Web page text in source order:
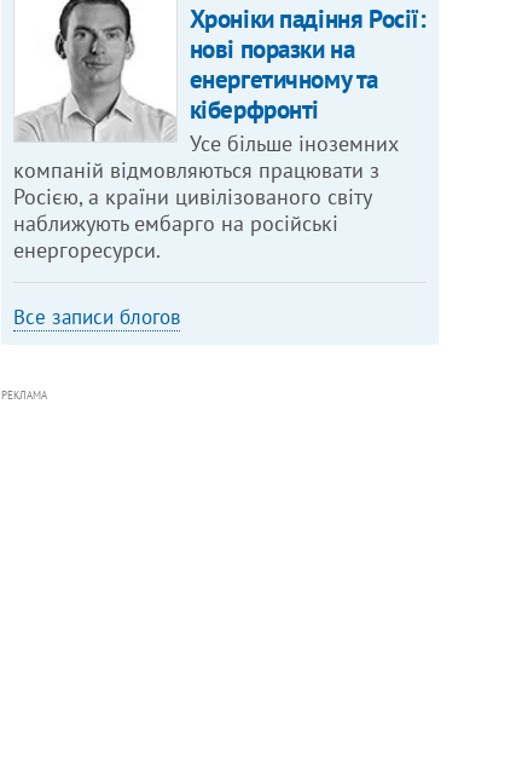
Хроніки падіння Росії:
нові поразки на
енергетичному та
кіберфронті
Усе більше іноземних
компаній відмовляються працювати з
Росією, а країни цивілізованого світу
наближують ембарго на російські
енергоресурси.
Все записи блогов
РЕКЛАМА